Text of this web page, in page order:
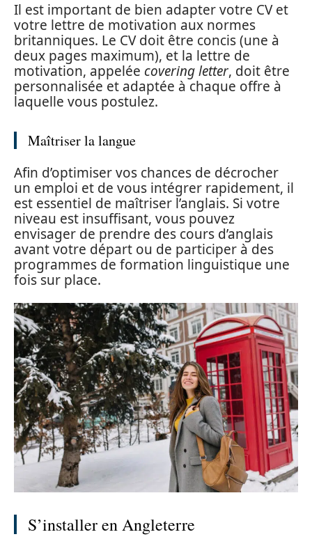
Il est important de bien adapter votre CV et
votre lettre de motivation aux normes
britanniques. Le CV doit être concis (une à
deux pages maximum), et la lettre de
motivation, appelée covering letter, doit être
personnalisée et adaptée à chaque offre à
laquelle vous postulez.
Maîtriser la langue
Afin d’optimiser vos chances de décrocher
un emploi et de vous intégrer rapidement, il
est essentiel de maîtriser l’anglais. Si votre
niveau est insuffisant, vous pouvez
envisager de prendre des cours d’anglais
avant votre départ ou de participer à des
programmes de formation linguistique une
fois sur place.
S’installer en Angleterre